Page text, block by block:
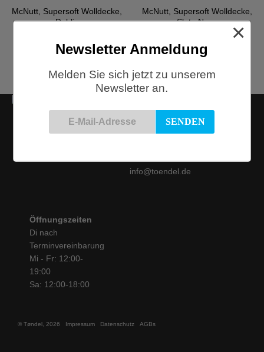
McNutt, Supersoft Wolldecke,
Dublin
McNutt, Supersoft Wolldecke,
Slate Navy
Siemensstraße 9
50825 Köln
info@toendel.de
Öffnungszeiten
Di nach
Terminvereinbarung
Mi - Fr: 12:00-
19:00
Sa: 12:00-18:00
© Tøndel, 2026 Impressum Datenschutz AGBs
Newsletter Anmeldung
Melden Sie sich jetzt zu unserem
Newsletter an.
×